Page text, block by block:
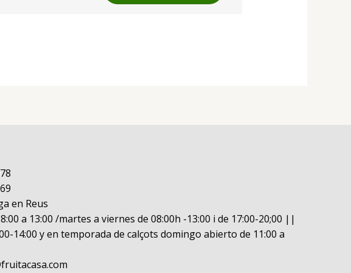
en Reus
a 13:00 /martes a viernes de 08:00h -13:00 i de 17:00-20;00 ||
14:00 y en temporada de calçots domingo abierto de 11:00 a